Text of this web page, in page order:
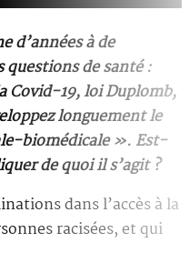
d’années à de
de santé :
Covid-19, loi Duplomb,
longuement le
biomédicale ». Est-
de quoi il s’agit ?
dans l’accès à la
racisées, et qui